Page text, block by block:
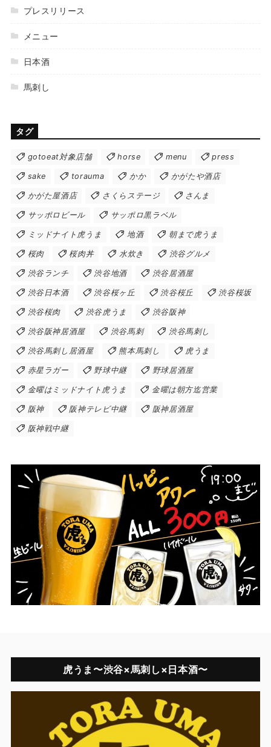
プレスリリース
メニュー
日本酒
馬刺し
タグ
gotoeat対象店舗 horse menu press
sake torauma かか かがたや酒店
かがた屋酒店 さくらステージ さんま
サッポロビール サッポロ黒ラベル
ミッドナイト虎うま 地酒 朝まで虎うま
桜肉 桜肉丼 水炊き 渋谷グルメ
渋谷ランチ 渋谷地酒 渋谷居酒屋
渋谷日本酒 渋谷桜ヶ丘 渋谷桜丘 渋谷桜坂
渋谷桜肉 渋谷虎うま 渋谷阪神
渋谷阪神居酒屋 渋谷馬刺 渋谷馬刺し
渋谷馬刺し居酒屋 熊本馬刺し 虎うま
赤星ラガー 野球中継 野球居酒屋
金曜はミッドナイト虎うま 金曜は朝方迄営業
阪神 阪神テレビ中継 阪神居酒屋
阪神戦中継
虎うま〜渋谷×馬刺し×日本酒〜